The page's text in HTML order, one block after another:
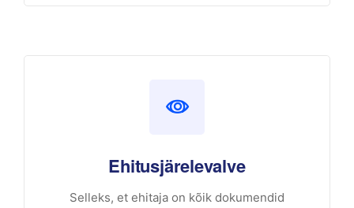
Ehitusjärelevalve
Selleks, et ehitaja on kõik dokumendid